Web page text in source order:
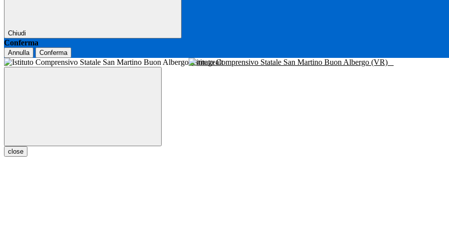
Chiudi
Conferma
Annulla Conferma
Istituto Comprensivo Statale San Martino Buon Albergo (VR)
close